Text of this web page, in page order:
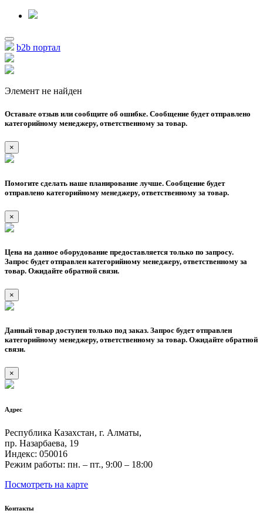
b2b портал
Элемент не найден
Оставьте отзыв или сообщите об ошибке. Сообщение будет отправлено
категорийному менеджеру, ответственному за товар.
×
Помогите сделать наше планирование лучше. Сообщение будет
отправлено категорийному менеджеру, ответственному за товар.
×
Цена на данное оборудование предоставляется только по запросу.
Запрос будет отправлен категорийному менеджеру, ответственному за
товар. Ожидайте обратной связи.
×
Данный товар доступен только под заказ. Запрос будет отправлен
категорийному менеджеру, ответственному за товар. Ожидайте обратной
связи.
×
Адрес
Республика Казахстан, г. Алматы,
пр. Назарбаева, 19
Индекс: 050016
Режим работы: пн. – пт., 9:00 – 18:00
Посмотреть на карте
Контакты